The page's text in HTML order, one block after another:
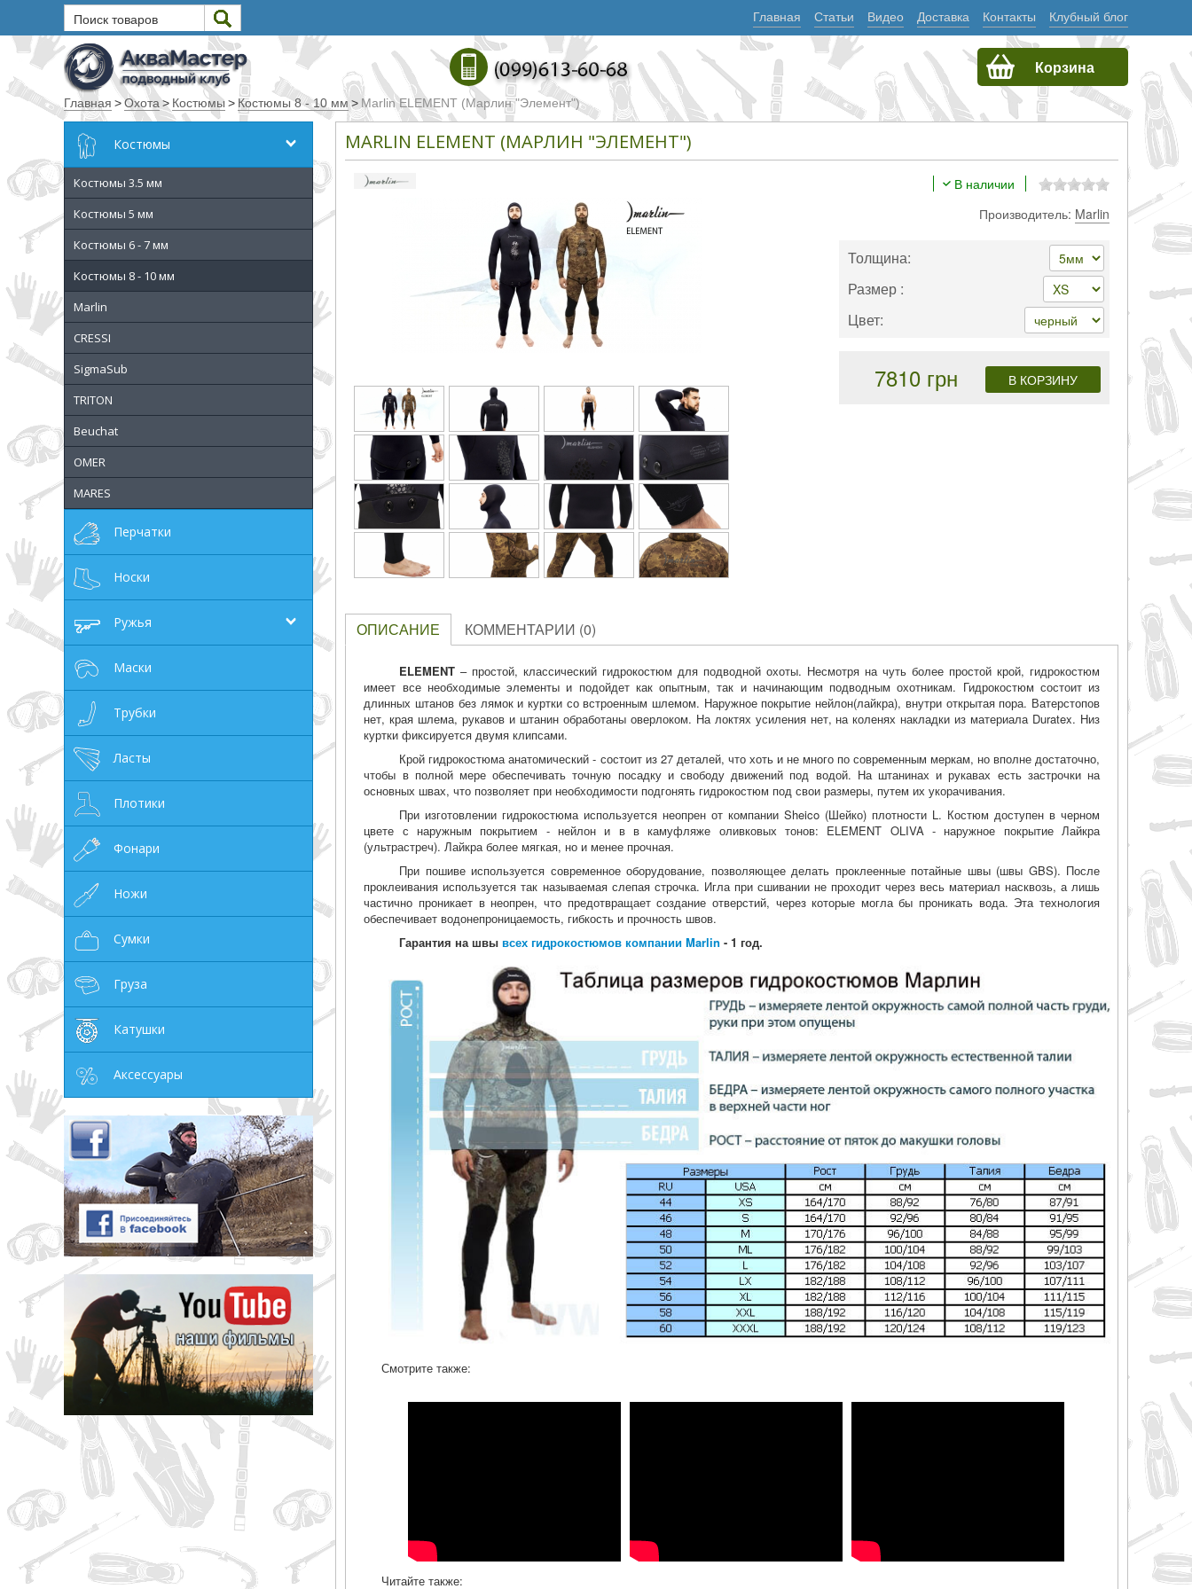
Главная Статьи Видео Доставка Контакты Клубный блог
Поиск товаров
Текст
Искать
Любое из слов
Все слова
Точное совпадение
Категории
Производитель
_JSHOP_SEARCH_COINS
от
до
грн
ОТМЕНА
Корзина
Главная >Охота > Костюмы > Костюмы 8 - 10 мм > Marlin ELEMENT (Марлин "Элемент")
Костюмы
Костюмы 3.5 мм
Костюмы 5 мм
Костюмы 6 - 7 мм
Костюмы 8 - 10 мм
Marlin
CRESSI
SigmaSub
TRITON
Beuchat
OMER
MARES
Перчатки
Носки
Ружья
Маски
Трубки
Ласты
Плотики
Фонари
Ножи
Сумки
Груза
Катушки
Аксессуары
MARLIN ELEMENT (МАРЛИН "ЭЛЕМЕНТ")
В наличии
Производитель: Marlin
Толщина:
Размер :
Цвет:
7810 грн
ОПИСАНИЕ КОММЕНТАРИИ (0)
ELEMENT – простой, классический гидрокостюм для подводной охоты. Несмотря на чуть более простой крой, гидрокостюм
имеет все необходимые элементы и подойдет как опытным, так и начинающим подводным охотникам. Гидрокостюм состоит из
длинных штанов без лямок и куртки со встроенным шлемом. Наружное покрытие нейлон(лайкра), внутри открытая пора. Ватерстопов
нет, края шлема, рукавов и штанин обработаны оверлоком. На локтях усиления нет, на коленях накладки из материала Duratex. Низ
куртки фиксируется двумя клипсами.
Крой гидрокостюма анатомический - состоит из 27 деталей, что хоть и не много по современным меркам, но вполне достаточно,
чтобы в полной мере обеспечивать точную посадку и свободу движений под водой. На штанинах и рукавах есть застрочки на
основных швах, что позволяет при необходимости подгонять гидрокостюм под свои размеры, путем их укорачивания.
При изготовлении гидрокостюма используется неопрен от компании Sheico (Шейко) плотности L. Костюм доступен в черном
цвете с наружным покрытием - нейлон и в в камуфляже оливковых тонов: ELEMENT OLIVA - наружное покрытие Лайкра
(ультрастреч). Лайкра более мягкая, но и менее прочная.
При пошиве используется современное оборудование, позволяющее делать проклеенные потайные швы (швы GBS). После
проклеивания используется так называемая слепая строчка. Игла при сшивании не проходит через весь материал насквозь, а лишь
частично проникает в неопрен, что предотвращает создание отверстий, через которые могла бы проникать вода. Эта технология
обеспечивает водонепроницаемость, гибкость и прочность швов.
Гарантия на швывсех гидрокостюмов компании Marlin - 1 год.
Смотрите также:
Читайте также: